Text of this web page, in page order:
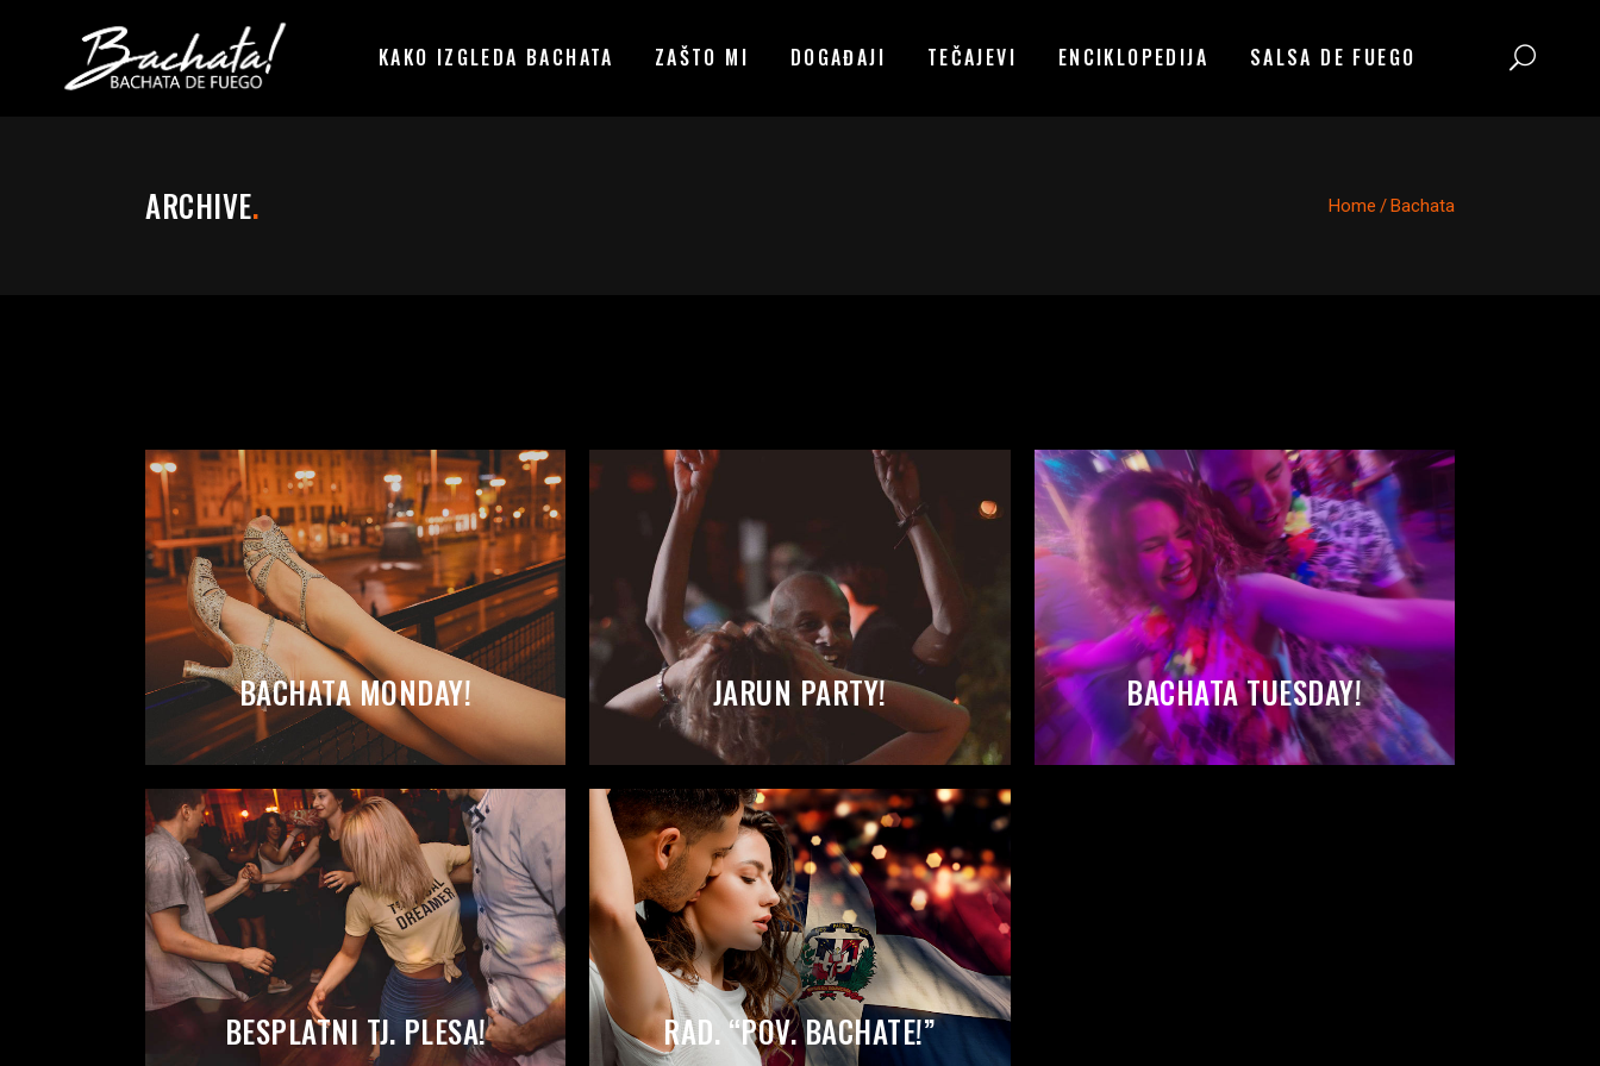
KAKO IZGLEDA BACHATA ZAŠTO MI DOGAĐAJI TEČAJEVI ENCIKLOPEDIJA SALSA DE FUEGO
ARCHIVE. Home /Bachata
BACHATA MONDAY! JARUN PARTY! BACHATA TUESDAY!
BESPLATNI TJ. PLESA! RAD. “POV. BACHATE!”